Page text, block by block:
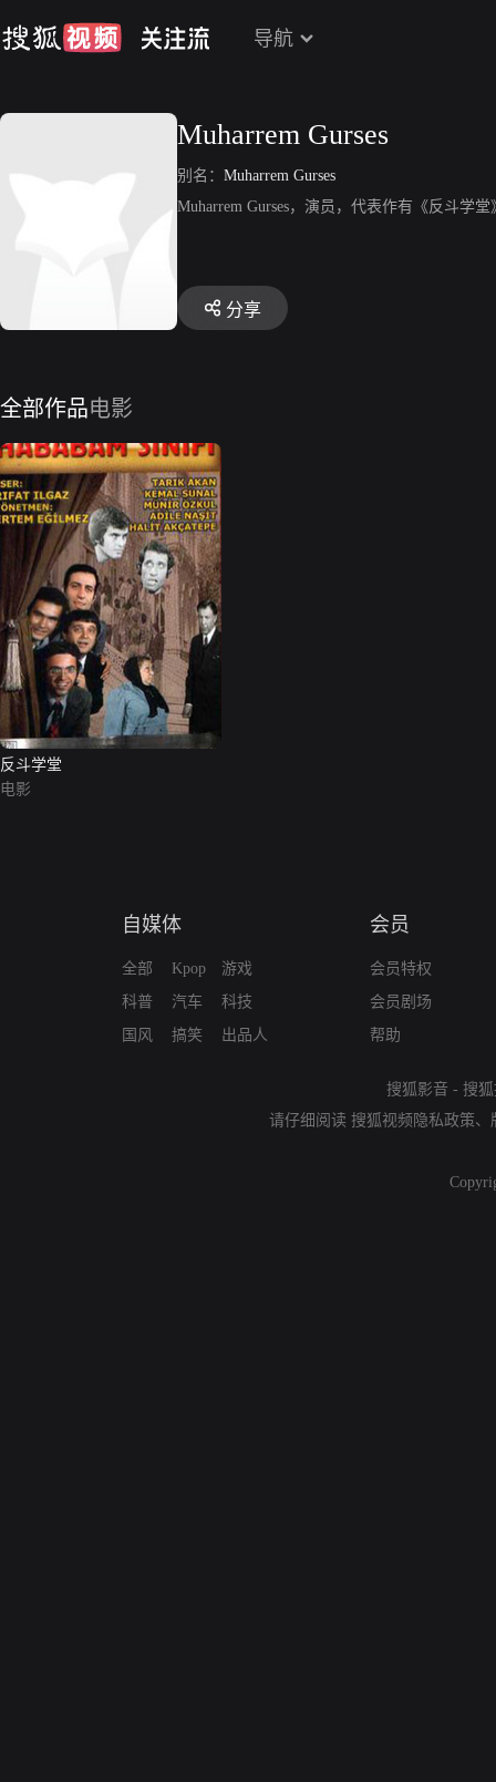
导航
Muharrem Gurses
别名： Muharrem Gurses
Muharrem Gurses，演员，代表作有《反斗学堂
分享
全部作品电影
反斗学堂
电影
自媒体
全部
科普
国风
Kpop
汽车
搞笑
游戏
科技
出品人
会员
会员特权
会员剧场
帮助
搜狐影音 - 搜
请仔细阅读 搜狐视频隐私政策、